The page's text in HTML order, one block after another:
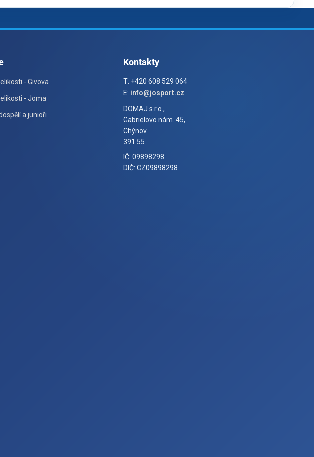
- Givova
- Joma
dospělí a junioři
Kontakty
T: +420 608 529 064
E: info@josport.cz
DOMAJ s.r.o.,
Gabrielovo nám. 45,
Chýnov
391 55
IČ: 09898298
DIČ: CZ09898298